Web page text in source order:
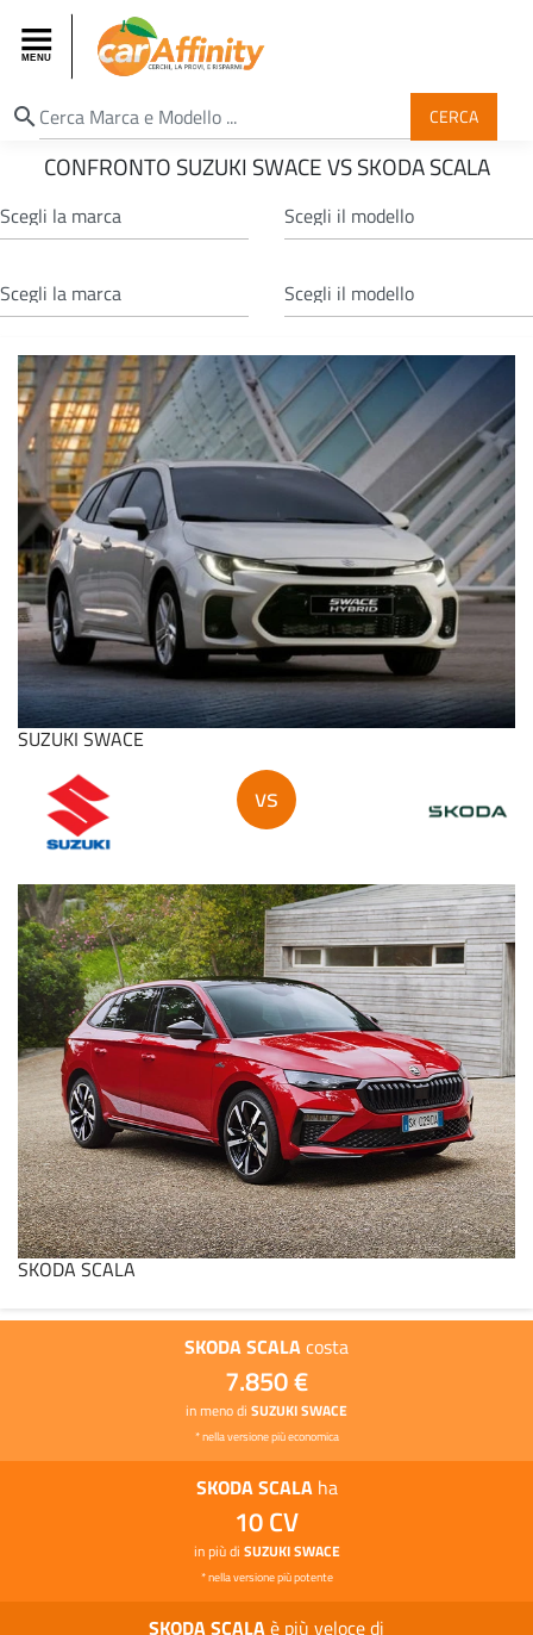
search CERCA
CONFRONTO SUZUKI SWACE VS SKODA SCALA
SUZUKI SWACE
vs
SKODA SCALA
SKODA SCALAcosta
7.850 €
in meno di SUZUKI SWACE
* nella versione più economica
SKODA SCALAha
10 CV
in più di SUZUKI SWACE
* nella versione più potente
SKODA SCALAè più veloce di